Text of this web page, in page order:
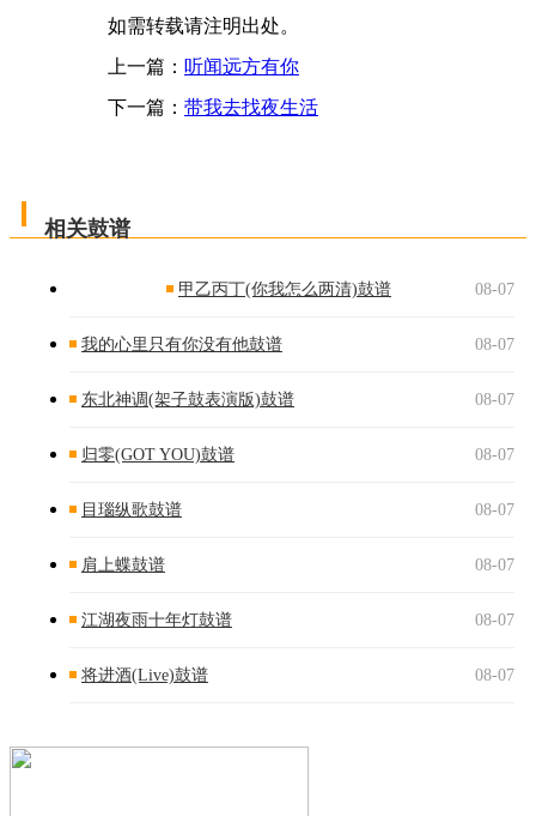
如需转载请注明出处。
上一篇： 听闻远方有你
下一篇： 带我去找夜生活
相关鼓谱
甲乙丙丁(你我怎么两清)鼓谱 08-07
我的心里只有你没有他鼓谱 08-07
东北神调(架子鼓表演版)鼓谱 08-07
归零(GOT YOU)鼓谱 08-07
目瑙纵歌鼓谱 08-07
肩上蝶鼓谱 08-07
江湖夜雨十年灯鼓谱 08-07
将进酒(Live)鼓谱 08-07